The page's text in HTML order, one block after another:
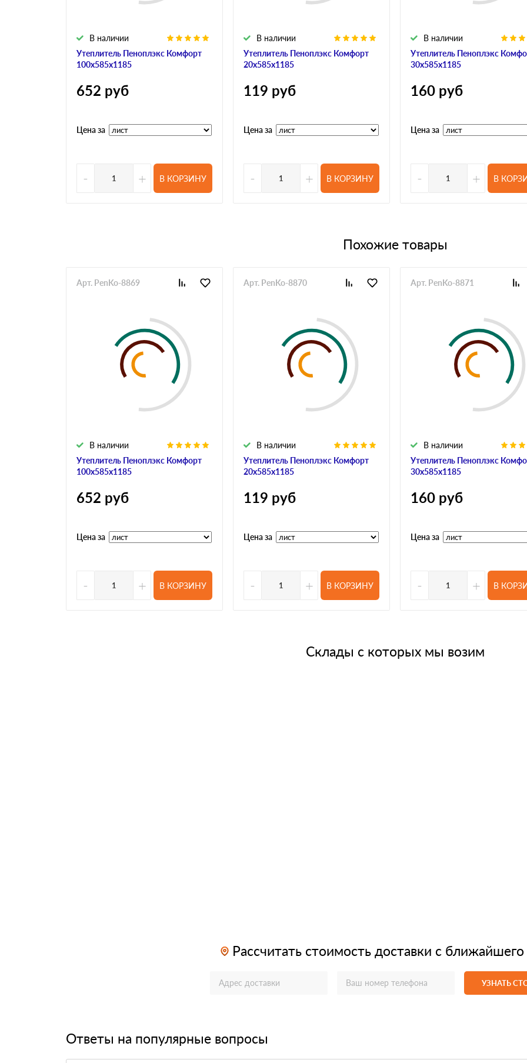
Утеплитель Пеноплэкс Комфорт
100х585х1185
В наличии
652 руб
Цена за
- + В КОРЗИНУ
Утеплитель Пеноплэкс Комфорт
20х585х1185
В наличии
119 руб
Цена за
- + В КОРЗИНУ
Утеплитель Пеноплэкс
30х585х1185
В наличии
160 руб
Цена за
- + В
Похожие товары
Утеплитель Пеноплэкс Комфорт
100х585х1185
В наличии
Арт. PenKo-8869
652 руб
Цена за
- + В КОРЗИНУ
Утеплитель Пеноплэкс Комфорт
20х585х1185
В наличии
Арт. PenKo-8870
119 руб
Цена за
- + В КОРЗИНУ
Утеплитель Пеноплэкс
30х585х1185
В наличии
Арт. PenKo-8871
160 руб
Цена за
- + В
Склады с которых мы возим
Рассчитать стоимость доставки с ближайшего
УЗНАТЬ
Ответы на популярные вопросы